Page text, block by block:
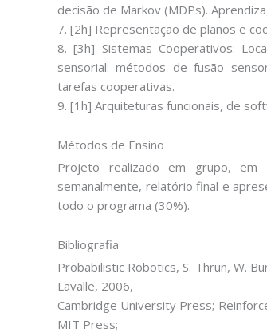
decisão de Markov (MDPs).
7. [2h] Representação de planos e
8. [3h] Sistemas Cooperativos:
sensorial: métodos de fusão
tarefas cooperativas.
9. [1h] Arquiteturas funcionais, de
Métodos de Ensino
Projeto realizado em grupo,
semanalmente, relatório final e
todo o programa (30%).
Bibliografia
Probabilistic Robotics, S. Thrun, W.
Lavalle, 2006,
Cambridge University Press;
MIT Press;